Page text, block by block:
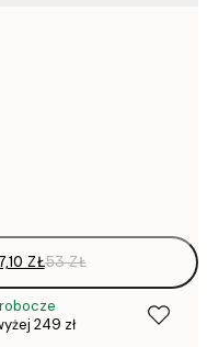
ZŁ53 ZŁ
249 zł